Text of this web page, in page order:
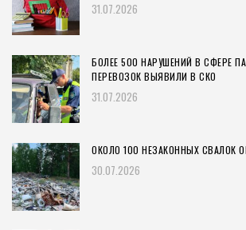
31.07.2026
БОЛЕЕ 500 НАРУШЕНИЙ В СФЕРЕ
ПЕРЕВОЗОК ВЫЯВИЛИ В СКО
31.07.2026
ОКОЛО 100 НЕЗАКОННЫХ СВАЛОК
30.07.2026